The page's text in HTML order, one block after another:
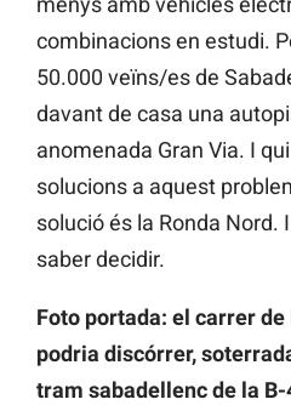
combinacions en estudi.
50.000 veïns/es de
davant de casa una
anomenada Gran Via. I
solucions a aquest
solució és la Ronda Nord.
saber decidir.
Foto portada: el carrer
podria discórrer,
tram sabadellenc de la B-